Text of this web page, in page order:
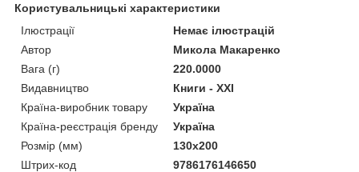
Користувальницькі характеристики
Ілюстрації
Немає ілюстрацій
Автор
Микола Макаренко
Вага (г)
220.0000
Видавництво
Книги - XXI
Країна-виробник товару
Україна
Країна-реєстрація бренду
Україна
Розмір (мм)
130х200
Штрих-код
9786176146650